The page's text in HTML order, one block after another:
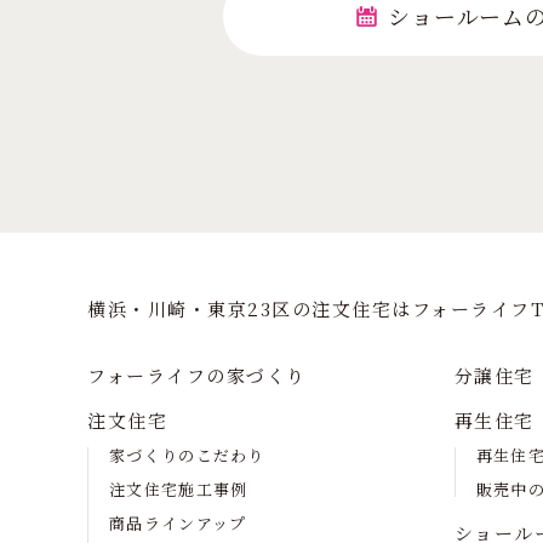
ショールーム
横浜・川崎・東京23区の注⽂住宅はフォーライフ
フォーライフの家づくり
注文住宅
家づくりのこだわり
注文住宅施工事例
商品ラインアップ
分譲住宅
再生住宅
再生住
販売中
ショール